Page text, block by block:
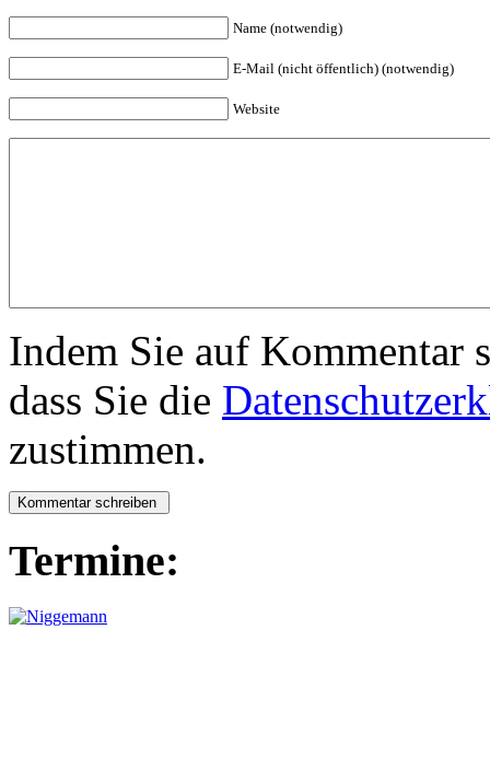
Name (notwendig)
E-Mail (nicht öffentlich) (notwendig)
Website
Indem Sie auf Kommentar
dass Sie die
zustimmen.
Termine: